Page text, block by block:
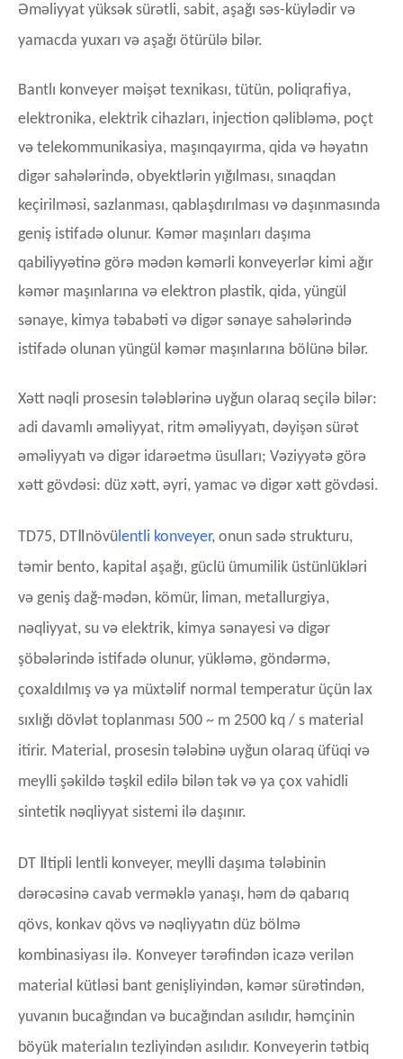
Əməliyyat yüksək sürətli, sabit, aşağı səs-küylədir və
yamacda yuxarı və aşağı ötürülə bilər.
Bantlı konveyer məişət texnikası, tütün, poliqrafiya,
elektronika, elektrik cihazları, injection qəlibləmə, poçt
və telekommunikasiya, maşınqayırma, qida və həyatın
digər sahələrində, obyektlərin yığılması, sınaqdan
keçirilməsi, sazlanması, qablaşdırılması və daşınmasında
geniş istifadə olunur. Kəmər maşınları daşıma
qabiliyyətinə görə mədən kəmərli konveyerlər kimi ağır
kəmər maşınlarına və elektron plastik, qida, yüngül
sənaye, kimya təbabəti və digər sənaye sahələrində
istifadə olunan yüngül kəmər maşınlarına bölünə bilər.
Xətt nəqli prosesin tələblərinə uyğun olaraq seçilə bilər:
adi davamlı əməliyyat, ritm əməliyyatı, dəyişən sürət
əməliyyatı və digər idarəetmə üsulları; Vəziyyətə görə
xətt gövdəsi: düz xətt, əyri, yamac və digər xətt gövdəsi.
TD75, DTⅡnövülentli konveyer, onun sadə strukturu,
təmir bento, kapital aşağı, güclü ümumilik üstünlükləri
və geniş dağ-mədən, kömür, liman, metallurgiya,
nəqliyyat, su və elektrik, kimya sənayesi və digər
şöbələrində istifadə olunur, yükləmə, göndərmə,
çoxaldılmış və ya müxtəlif normal temperatur üçün lax
sıxlığı dövlət toplanması 500 ~ m 2500 kq / s material
itirir. Material, prosesin tələbinə uyğun olaraq üfüqi və
meylli şəkildə təşkil edilə bilən tək və ya çox vahidli
sintetik nəqliyyat sistemi ilə daşınır.
DT Ⅱtipli lentli konveyer, meylli daşıma tələbinin
dərəcəsinə cavab verməklə yanaşı, həm də qabarıq
qövs, konkav qövs və nəqliyyatın düz bölmə
kombinasiyası ilə. Konveyer tərəfindən icazə verilən
material kütləsi bant genişliyindən, kəmər sürətindən,
yuvanın bucağından və bucağından asılıdır, həmçinin
böyük materialın tezliyindən asılıdır. Konveyerin tətbiq